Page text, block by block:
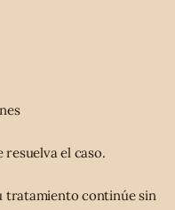
resuelva el caso.
tratamiento continúe sin